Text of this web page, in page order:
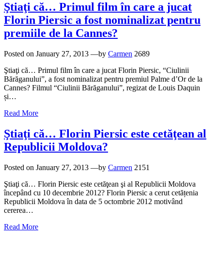
Ştiaţi că… Primul film în care a jucat
Florin Piersic a fost nominalizat pentru
premiile de la Cannes?
Posted on January 27, 2013 —by Carmen 2689
Ştiaţi că… Primul film în care a jucat Florin Piersic, “Ciulinii
Bărăganului”, a fost nominalizat pentru premiul Palme d’Or de la
Cannes? Filmul “Ciulinii Bărăganului”, regizat de Louis Daquin
și…
Read More
Ştiaţi că… Florin Piersic este cetăţean al
Republicii Moldova?
Posted on January 27, 2013 —by Carmen 2151
Ştiaţi că… Florin Piersic este cetăţean şi al Republicii Moldova
începând cu 10 decembrie 2012? Florin Piersic a cerut cetățenia
Republicii Moldova în data de 5 octombrie 2012 motivând
cererea…
Read More